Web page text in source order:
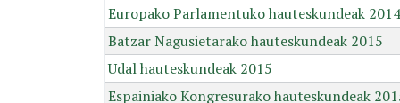
Europako Parlamentuko hauteskundeak 2014
Batzar Nagusietarako hauteskundeak 2015
Udal hauteskundeak 2015
Espainiako Kongresurako hauteskundeak